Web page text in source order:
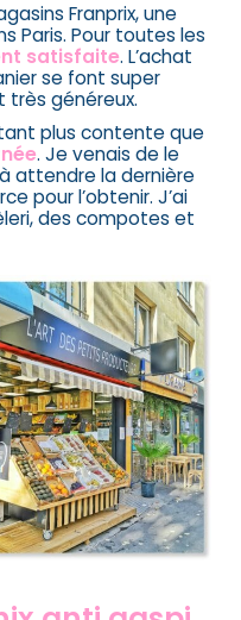
Franprix, une
Paris. Pour toutes les
satisfaite. L’achat
se font super
très généreux.
plus contente que
. Je venais de le
attendre la dernière
pour l’obtenir. J’ai
des compotes et